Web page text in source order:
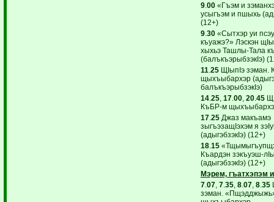
9. 00«Гъэм и
усыгъэм и пшыхь
(12+)
9. 30«Сытхэр уи
къуажэ?» Лэскэн
хыхьэ Ташлы-Тала
(балъкъэрыбзэкIэ)
11 25ЩIыпIэ зэман.
щыхъыбархэр
балъкъэрыбзэкIэ)
14. 25, 17. 00, 20. 45
КъБР-м
17. 25Джаз макъамэ
зыгъэзащIэхэм я
(адыгэбзэкIэ) (12+)
18. 15
Къардэн зэкъуэш-
(адыгэбзэкIэ) (12+)
Мэрем, гъатхэпэм
7. 07, 7. 35, 8. 07, 8. 35
зэман.